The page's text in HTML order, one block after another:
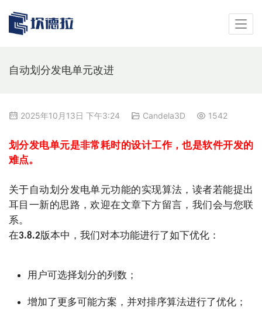
自动划分发电单元改进
2025年10月13日 下午3:24 Candela3D 1542
划分发电单元是非常耗时的设计工作，也是软件开发的
难点。
关于自动划分发电单元功能的实现算法， 读者若能提出
耳目一新的思路，欢迎在文章下方留言，我们会与您联
系。
在3.8.2版本中，我们对本功能进行了如下优化：
用户可选择划分的列数；
增加了更多可能方案，并对排序算法进行了优化；